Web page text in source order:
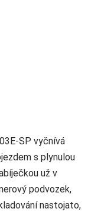
SP vyčnívá
s plynulou
už v
podvozek,
nastojato,